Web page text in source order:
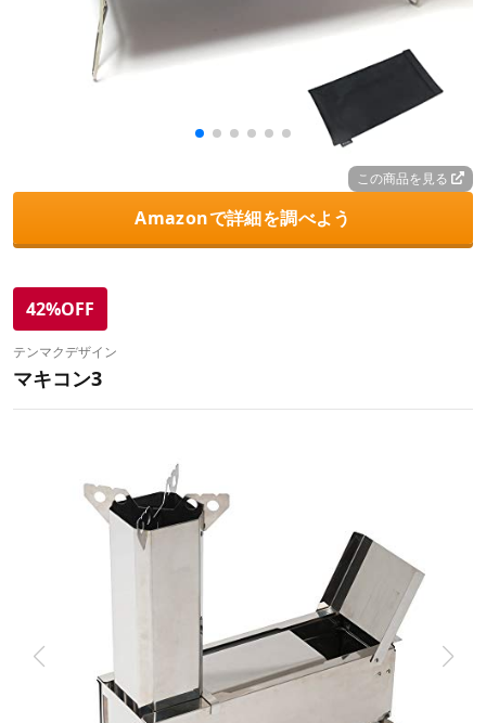
この商品を見る
Amazonで詳細を調べよう
42%OFF
テンマクデザイン
マキコン3